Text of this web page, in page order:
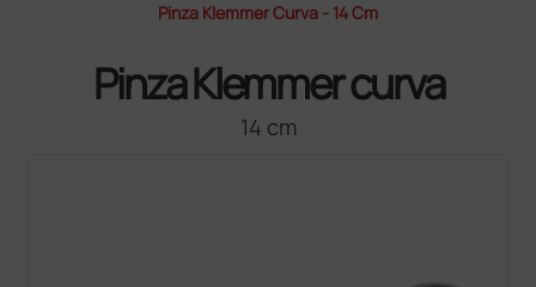
Pinza Klemmer Curva - 14 Cm
Pinza Klemmer curva
14 cm